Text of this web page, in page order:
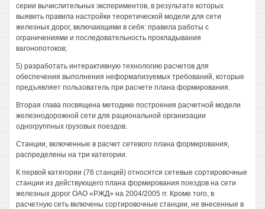
серии вычислительных экспериментов, в результате которых
выявить правила настройки теоретической модели для сети
железных дорог, включающими в себя: правила работы с
ограничениями и последовательность прокладывания
вагонопотоков;
5) разработать интерактивную технологию расчетов для
обеспечения выполнения неформапизуемых требований, которые
предъявляет пользователь при расчете плана формирования.
Вторая глава посвящена методике построения расчетной модели
железнодорожной сети для рациональной организации
одногруппных грузовых поездов.
Станции, включенные в расчет сетевого плана формирования,
распределены на три категории.
К первой категории (76 станций) относятся сетевые сортировочные
станции из действующего плана формирования поездов на сети
железных дорог ОАО «РЖД» на 2004/2005 гг. Кроме того, в
расчетную сеть включены сортировочные станции, не внесенные в